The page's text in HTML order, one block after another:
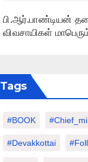
பி.ஆர்.பாண்டியன்
விவசாயிகள்
Tags
#BOOK
#devakkottai